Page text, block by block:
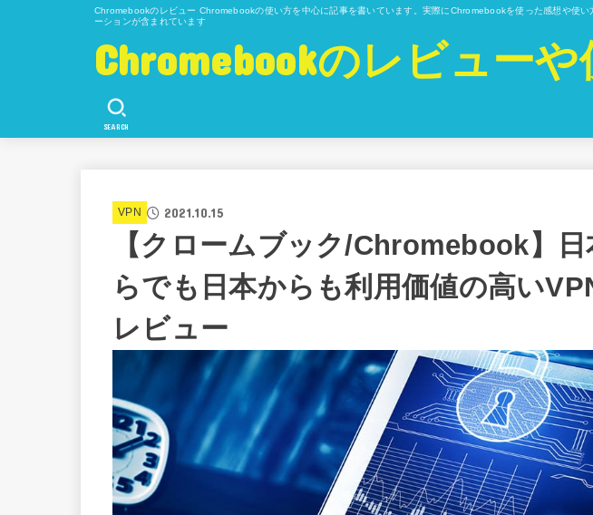
Chromebookのレビュー Chromebookの使い方を中心に記事を書いています。実際にChromebookを使った感想や使
ーションが含まれています
Chromebookのレビュー
SEARCH
VPN 2021.10.15
【クロームブック/Chromebook】
らでも日本からも利用価値の高い
レビュー